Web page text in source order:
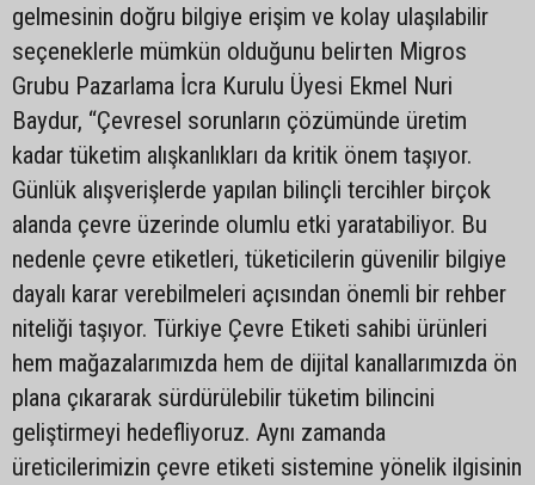
gelmesinin doğru bilgiye erişim ve kolay ulaşılabilir
seçeneklerle mümkün olduğunu belirten Migros
Grubu Pazarlama İcra Kurulu Üyesi Ekmel Nuri
Baydur, “Çevresel sorunların çözümünde üretim
kadar tüketim alışkanlıkları da kritik önem taşıyor.
Günlük alışverişlerde yapılan bilinçli tercihler birçok
alanda çevre üzerinde olumlu etki yaratabiliyor. Bu
nedenle çevre etiketleri, tüketicilerin güvenilir bilgiye
dayalı karar verebilmeleri açısından önemli bir rehber
niteliği taşıyor. Türkiye Çevre Etiketi sahibi ürünleri
hem mağazalarımızda hem de dijital kanallarımızda ön
plana çıkararak sürdürülebilir tüketim bilincini
geliştirmeyi hedefliyoruz. Aynı zamanda
üreticilerimizin çevre etiketi sistemine yönelik ilgisinin